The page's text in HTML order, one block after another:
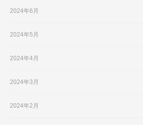
2024年6月
2024年5月
2024年4月
2024年3月
2024年2月